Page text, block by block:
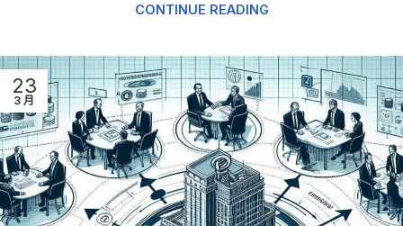
CONTINUE READING
23
3 月